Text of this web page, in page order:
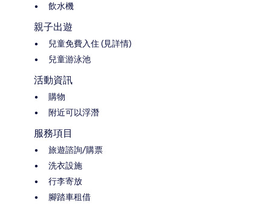
飲水機
親子出遊
兒童免費入住 (見詳情)
兒童游泳池
活動資訊
購物
附近可以浮潛
服務項目
旅遊諮詢/購票
洗衣設施
行李寄放
腳踏車租借